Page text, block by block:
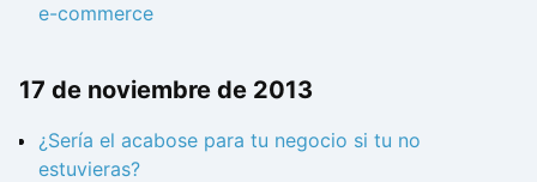
e-commerce
17 de noviembre de 2013
¿Sería el acabose para tu negocio si tu no
estuvieras?